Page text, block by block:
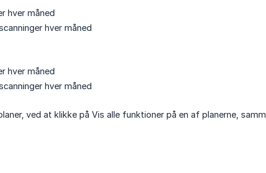
hver måned
hver måned
hver måned
hver måned
ved at klikke på Vis alle funktioner på en af planerne,